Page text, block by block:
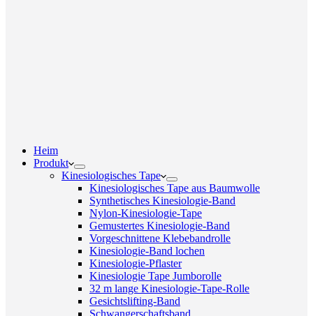
Heim
Produkt
Kinesiologisches Tape
Kinesiologisches Tape aus Baumwolle
Synthetisches Kinesiologie-Band
Nylon-Kinesiologie-Tape
Gemustertes Kinesiologie-Band
Vorgeschnittene Klebebandrolle
Kinesiologie-Band lochen
Kinesiologie-Pflaster
Kinesiologie Tape Jumborolle
32 m lange Kinesiologie-Tape-Rolle
Gesichtslifting-Band
Schwangerschaftsband